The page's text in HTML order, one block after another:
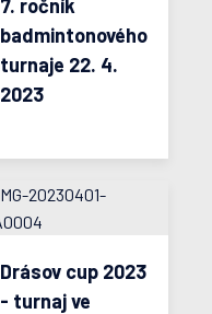
7. ročník
badmintonového
turnaje 22. 4.
2023
Drásov cup 2023
- turnaj ve